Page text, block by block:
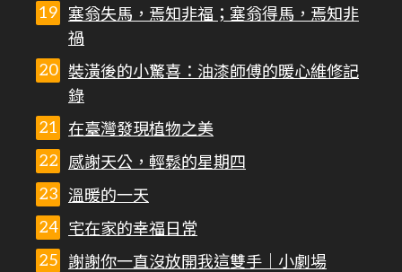
塞翁失馬，焉知非福；塞翁得馬，焉知非
禍
裝潢後的小驚喜：油漆師傅的暖心維修記
錄
在臺灣發現植物之美
感謝天公，輕鬆的星期四
溫暖的一天
宅在家的幸福日常
謝謝你一直沒放開我這雙手｜小劇場